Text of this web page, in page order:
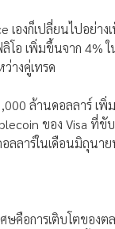
งก็เปลี่ยนไปอย่าง
อ เพิ่มขึ้นจาก 4%
างคู่เทรด
ล้านดอลลาร์ เ
ของ Visa ที่ขั
ลาร์ในเดือนมิถุนา
คือการเติบโตของ